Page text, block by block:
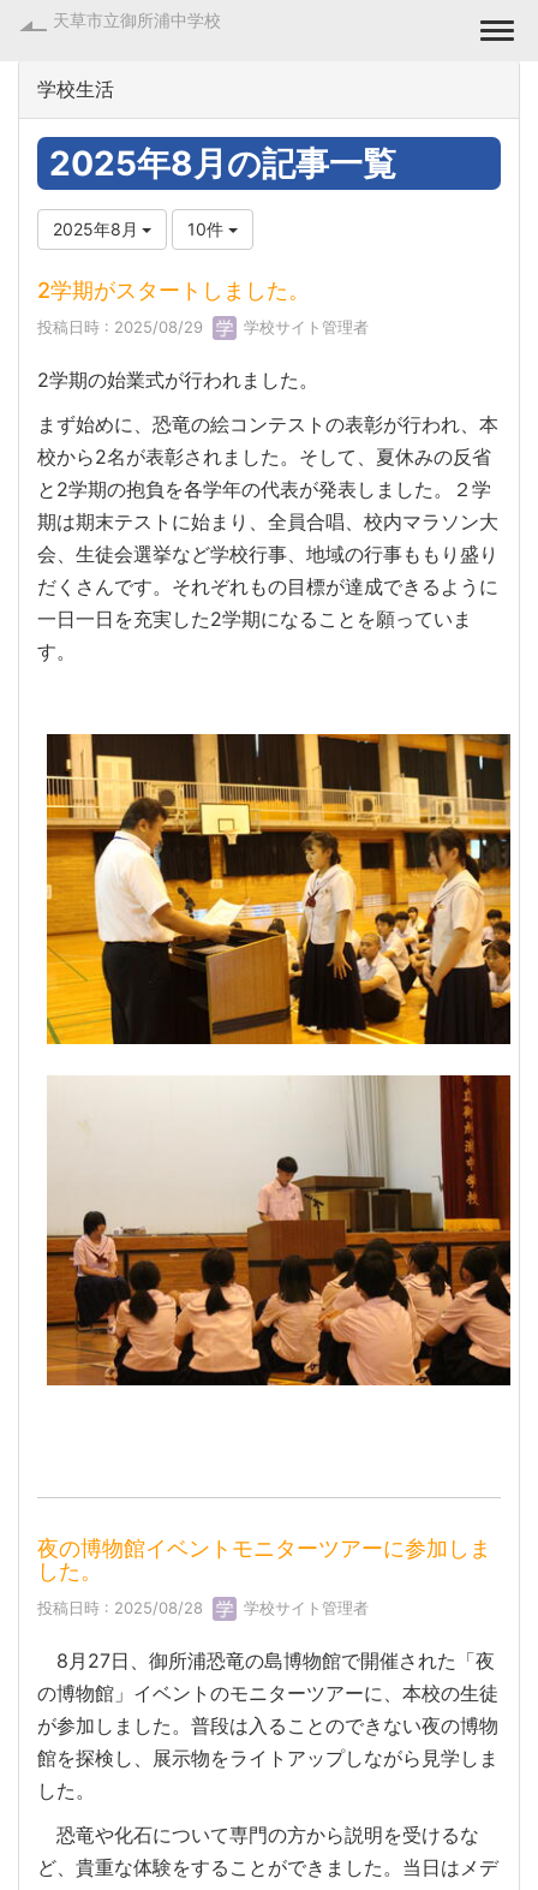
天草市立御所浦中学校
学校生活
2025年8月の記事一覧
2025年8月 10件
2学期がスタートしました。
投稿日時 : 2025/08/29 学校サイト管理者
2学期の始業式が行われました。
まず始めに、恐竜の絵コンテストの表彰が行われ、本
校から2名が表彰されました。そして、夏休みの反省
と2学期の抱負を各学年の代表が発表しました。２学
期は期末テストに始まり、全員合唱、校内マラソン大
会、生徒会選挙など学校行事、地域の行事ももり盛り
だくさんです。それぞれもの目標が達成できるように
一日一日を充実した2学期になることを願っていま
す。
夜の博物館イベントモニターツアーに参加しま
した。
投稿日時 : 2025/08/28 学校サイト管理者
8月27日、御所浦恐竜の島博物館で開催された「夜
の博物館」イベントのモニターツアーに、本校の生徒
が参加しました。普段は入ることのできない夜の博物
館を探検し、展示物をライトアップしながら見学しま
した。
恐竜や化石について専門の方から説明を受けるな
ど、貴重な体験をすることができました。当日はメデ